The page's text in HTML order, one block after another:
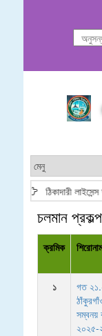
ঠিকাদারী লাইসেন্স
চলমান
ক্রমিক শিরোনাম
১
গত
সম্বনয়
২০২৫-